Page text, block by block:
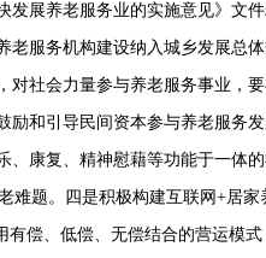
发展养老服务业的实施意见》文
老服务机构建设纳入城乡发展总
对社会力量参与养老服务事业，
和引导民间资本参与养老服务
康复、精神慰藉等功能于一体
难题。四是积极构建互联网 +居家
偿、低偿、无偿结合的营运模